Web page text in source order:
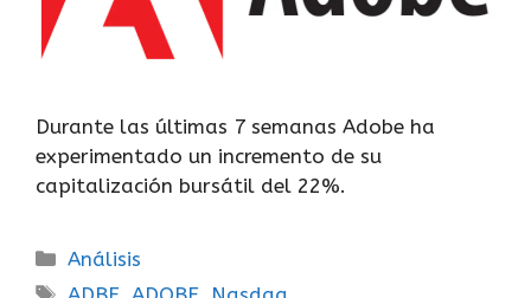
Durante las últimas 7 semanas Adobe ha
experimentado un incremento de su
capitalización bursátil del 22%.
Análisis